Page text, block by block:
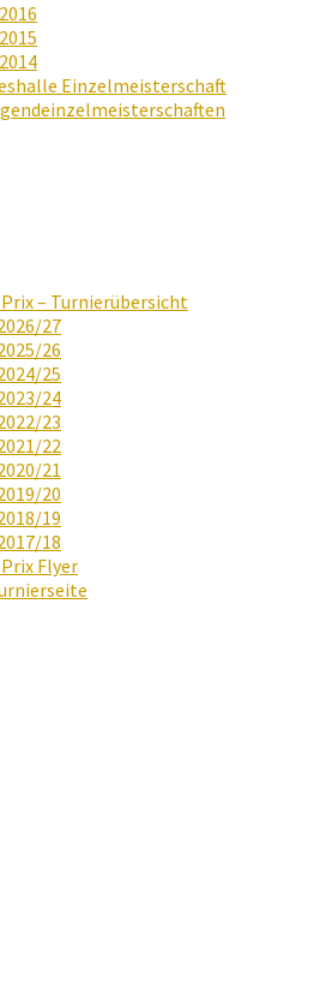
Einzelmeisterschaft
– Turnierübersicht
27
26
25
24
23
22
21
20
19
18
Flyer